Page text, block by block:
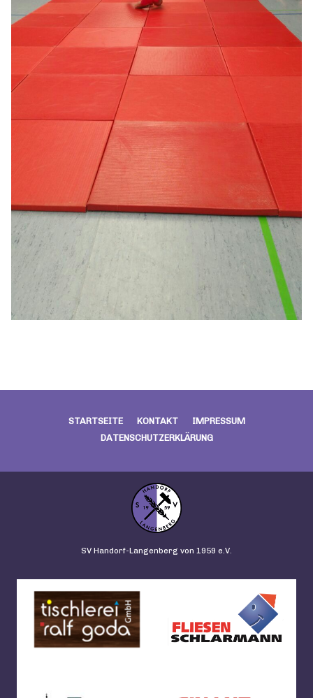
STARTSEITE KONTAKT
IMPRESSUM
DATENSCHUTZERKLÄRUNG
SV Handorf-Langenberg von 1959 e.V.